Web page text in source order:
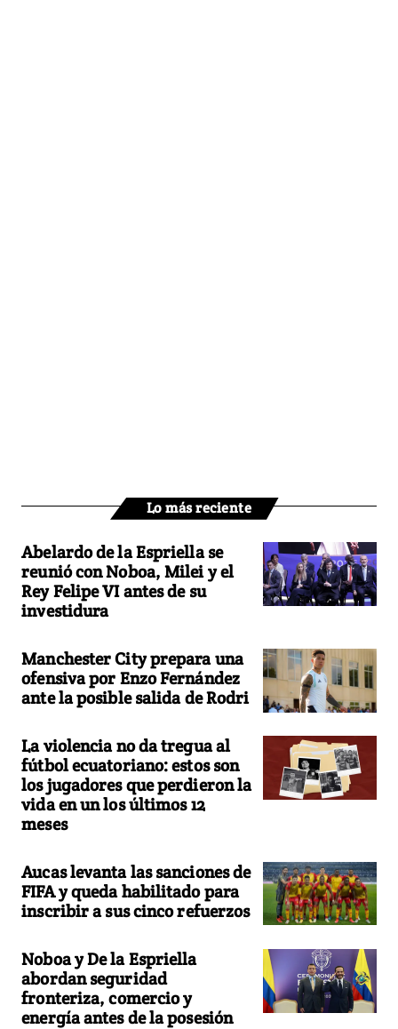
Lo más reciente
Abelardo de la Espriella se
reunió con Noboa, Milei y el
Rey Felipe VI antes de su
investidura
Manchester City prepara una
ofensiva por Enzo Fernández
ante la posible salida de Rodri
La violencia no da tregua al
fútbol ecuatoriano: estos son
los jugadores que perdieron la
vida en un los últimos 12
meses
Aucas levanta las sanciones de
FIFA y queda habilitado para
inscribir a sus cinco refuerzos
Noboa y De la Espriella
abordan seguridad
fronteriza, comercio y
energía antes de la posesión